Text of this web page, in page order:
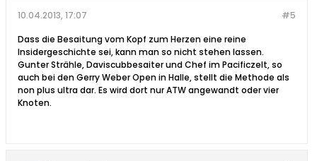
#5
10.04.2013, 17:07
Dass die Besaitung vom Kopf zum Herzen eine reine
Insidergeschichte sei, kann man so nicht stehen lassen.
Gunter Strähle, Daviscubbesaiter und Chef im Pacificzelt, so
auch bei den Gerry Weber Open in Halle, stellt die Methode als
non plus ultra dar. Es wird dort nur ATW angewandt oder vier
Knoten.